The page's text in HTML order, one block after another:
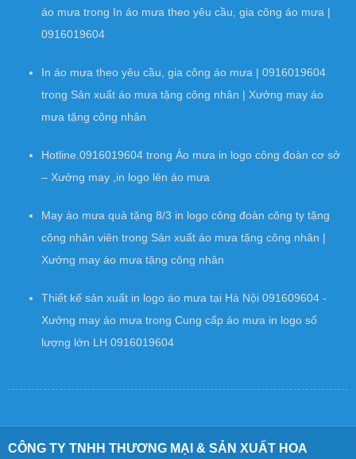
áo mưa trong In áo mưa theo yêu cầu, gia công áo mưa |
0916019604
In áo mưa theo yêu cầu, gia công áo mưa | 0916019604
trong Sản xuất áo mưa tặng công nhân | Xưởng may áo
mưa tặng công nhân
Hotline.0916019604 trong Áo mưa in logo công đoàn cơ sở
– Xưởng may ,in logo lên áo mưa
May áo mưa quà tặng 8/3 in logo công đoàn công ty tặng
công nhân viên trong Sản xuất áo mưa tặng công nhân |
Xưởng may áo mưa tặng công nhân
Thiết kế sản xuất in logo áo mưa tại Hà Nội 091609604 -
Xưởng may áo mưa trong Cung cấp áo mưa in logo số
lượng lớn LH 0916019604
CÔNG TY TNHH THƯƠNG MẠI & SẢN XUẤT HOA